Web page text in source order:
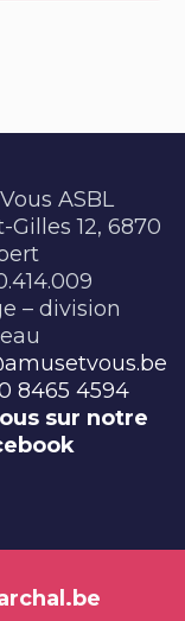
ASBL
Gilles 12, 6870
– division
8465 4594
sur notre